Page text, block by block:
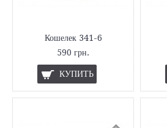
Кошелек 341-6
590 грн.
КУПИТЬ